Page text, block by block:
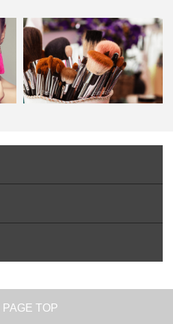
好みのジェル）
orアイシャドウチップ）や
分けると良いでしょう。
好みのジェル）
ェル（拭き取り不用のトッ
めます。
クリアや乳白色ベースにミラー
げなくリングデザインを施すの
ージャスさを出すなら、ゴール
ミラーデザイン
ェルネイル
プ クリアアートジェ
PAGE TOP